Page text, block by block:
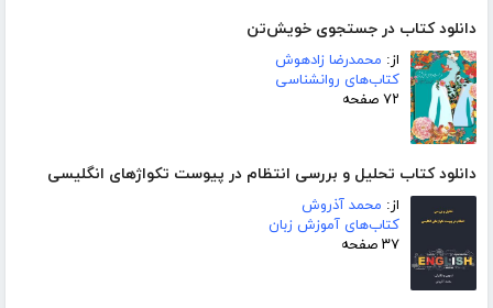
دانلود کتاب در جستجوی خویش‌تن
از: محمدرضا زادهوش
کتاب‌های روانشناسی
۷۲ صفحه
دانلود کتاب تحلیل و بررسی انتظام در پیوست تکواژهای انگلیسی
از: محمد آذروش
کتاب‌های آموزش زبان
۳۷ صفحه